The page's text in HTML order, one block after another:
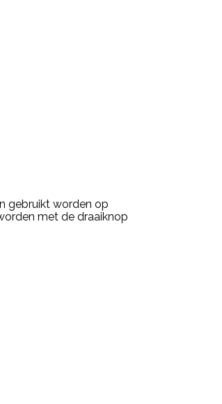
gebruikt worden op
met de draaiknop